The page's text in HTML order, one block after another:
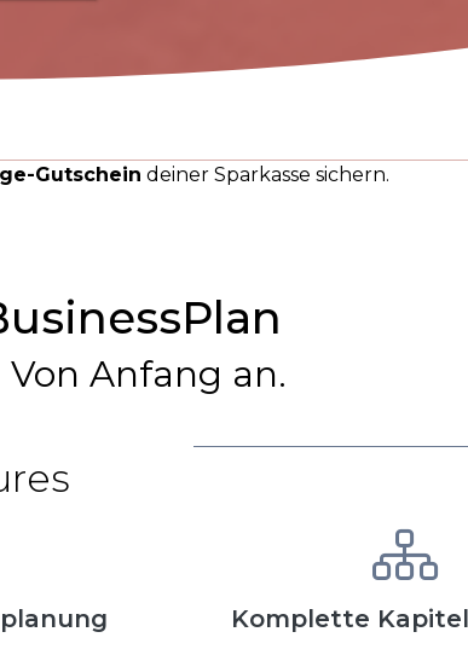
Gutschein deiner Sparkasse sichern.
Anfang an.
Komplette